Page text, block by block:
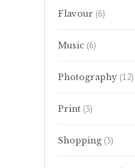
Flavour (6)
Music (6)
Photography (12)
Print (3)
Shopping (3)